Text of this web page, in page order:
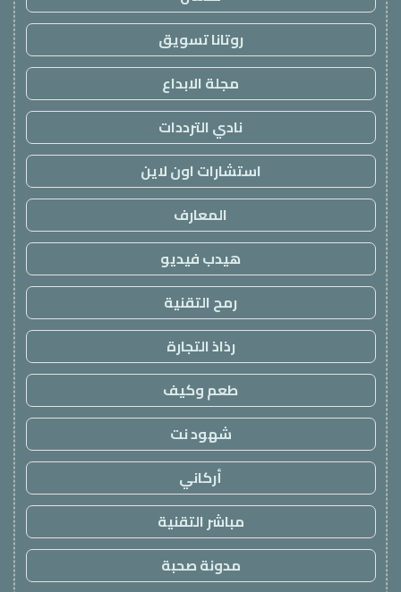
روتانا تسويق
مجلة الابداع
نادي الترددات
استشارات اون لاين
المعارف
هيدب فيديو
رمح التقنية
رذاذ التجارة
طعم وكيف
شهود نت
أركاني
مباشر التقنية
مدونة صحبة